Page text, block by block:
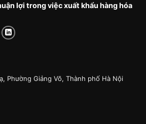
lợi trong việc xuất khẩu hàng hóa
Phường Giảng Võ, Thành phố Hà Nội